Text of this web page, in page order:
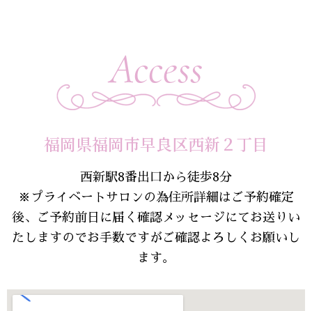
Access
福岡県福岡市早良区西新２丁目
西新駅8番出口から徒歩8分
※プライベートサロンの為住所詳細はご予約確定
後、ご予約前日に届く確認メッセージにてお送りい
たしますのでお手数ですがご確認よろしくお願いし
ます。